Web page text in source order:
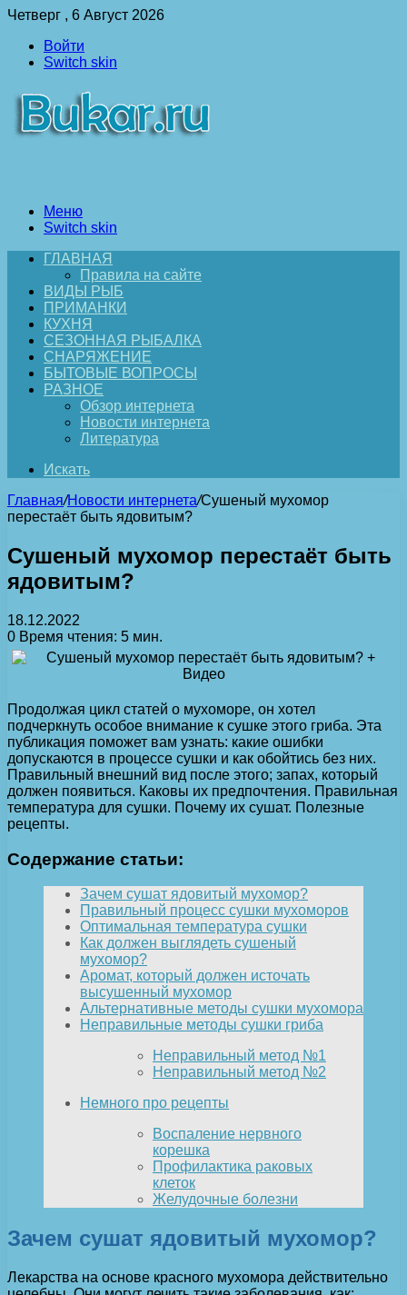
Четверг , 6 Август 2026
Войти
Switch skin
Меню
Switch skin
ГЛАВНАЯ
Правила на сайте
ВИДЫ РЫБ
ПРИМАНКИ
КУХНЯ
СЕЗОННАЯ РЫБАЛКА
СНАРЯЖЕНИЕ
БЫТОВЫЕ ВОПРОСЫ
РАЗНОЕ
Обзор интернета
Новости интернета
Литература
Искать
Главная/Новости интернета/Сушеный мухомор
перестаёт быть ядовитым?
Сушеный мухомор перестаёт быть
ядовитым?
18.12.2022
0 Время чтения: 5 мин.
Продолжая цикл статей о мухоморе, он хотел
подчеркнуть особое внимание к сушке этого гриба. Эта
публикация поможет вам узнать: какие ошибки
допускаются в процессе сушки и как обойтись без них.
Правильный внешний вид после этого; запах, который
должен появиться. Каковы их предпочтения. Правильная
температура для сушки. Почему их сушат. Полезные
рецепты.
Содержание статьи:
Зачем сушат ядовитый мухомор?
Правильный процесс сушки мухоморов
Оптимальная температура сушки
Как должен выглядеть сушеный
мухомор?
Аромат, который должен источать
высушенный мухомор
Альтернативные методы сушки мухомора
Неправильные методы сушки гриба
Неправильный метод №1
Неправильный метод №2
Немного про рецепты
Воспаление нервного
корешка
Профилактика раковых
клеток
Желудочные болезни
Зачем сушат ядовитый мухомор?
Лекарства на основе красного мухомора действительно